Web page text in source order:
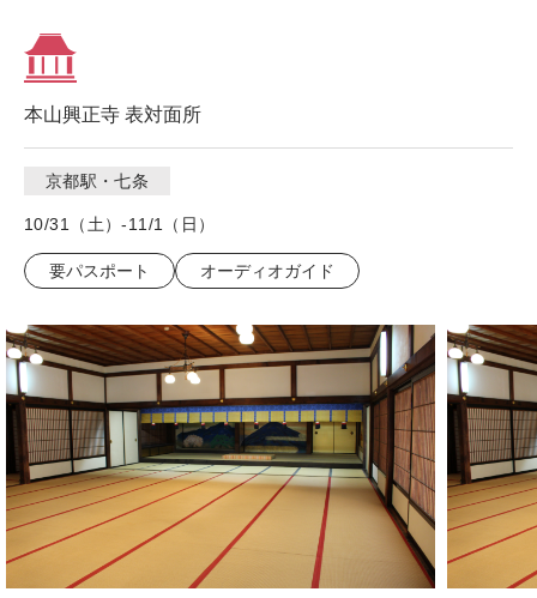
本山興正寺 表対面所
京都駅・七条
10/31（土）-11/1（日）
要パスポート オーディオガイド